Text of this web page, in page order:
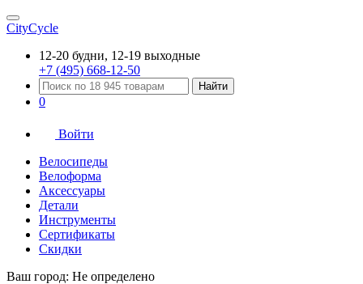
CityCycle
12-20 будни, 12-19 выходные
+7 (495) 668-12-50
Найти
0
Войти
Велосипеды
Велоформа
Аксессуары
Детали
Инструменты
Сертификаты
Скидки
Ваш город: Не определено